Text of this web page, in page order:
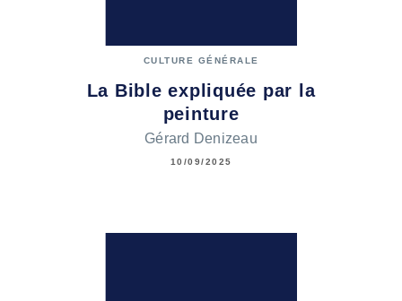
CULTURE GÉNÉRALE
La Bible expliquée par la
peinture
Gérard Denizeau
10/09/2025